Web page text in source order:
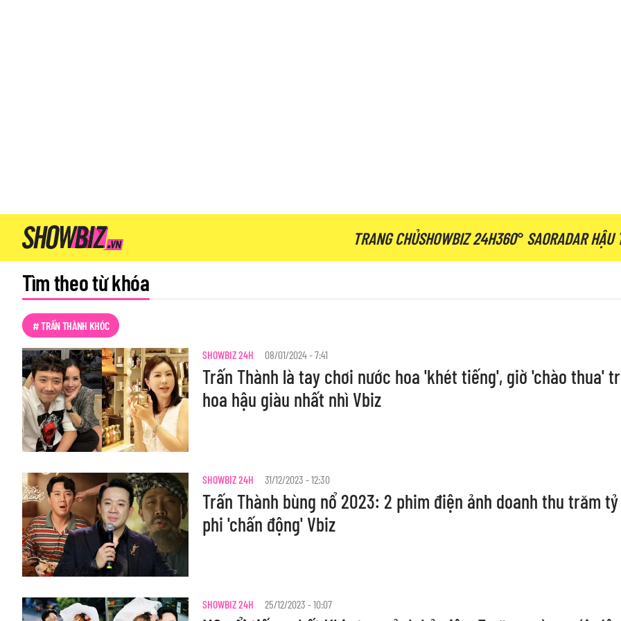
TRANG CHỦSHOWBIZ 24H360° SAORADAR HẬU
Tìm theo từ khóa
# TRẤN THÀNH KHÓC
SHOWBIZ 24H 08/01/2024 - 7:41
Trấn Thành là tay chơi nước hoa 'khét tiếng', giờ 'chào thua'
hoa hậu giàu nhất nhì Vbiz
SHOWBIZ 24H 31/12/2023 - 12:30
Trấn Thành bùng nổ 2023: 2 phim điện ảnh doanh thu trăm
phi 'chấn động' Vbiz
SHOWBIZ 24H 25/12/2023 - 10:07